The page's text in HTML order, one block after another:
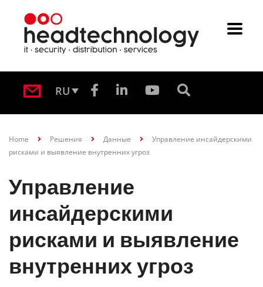
RU
Home Решения Данные
Управление инсайдерскими
рисками и выявление внутренних угроз
Управление
инсайдерскими
рисками и выявление
внутренних угроз